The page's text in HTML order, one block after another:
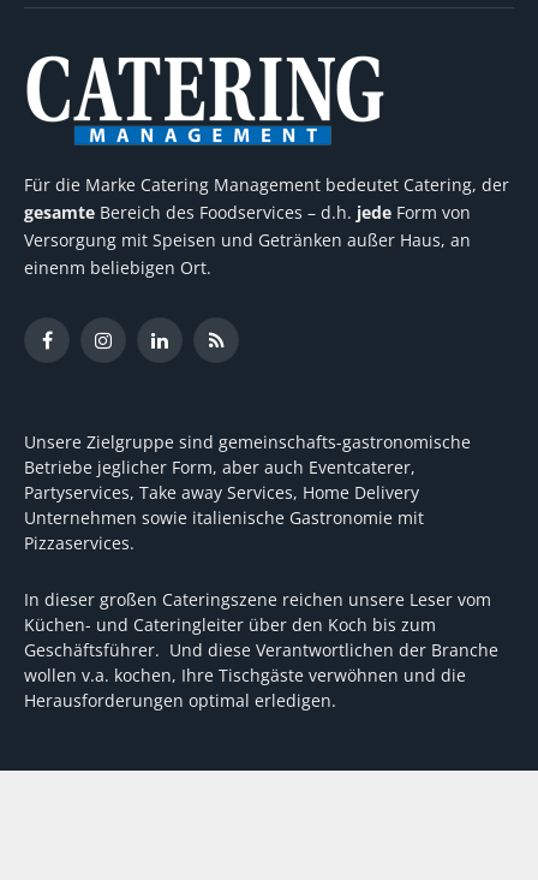
Für die Marke Catering Management bedeutet Catering, der
gesamte Bereich des Foodservices – d.h. jede Form von
Versorgung mit Speisen und Getränken außer Haus, an
einenm beliebigen Ort.
FacebookInstagramLinkedInRSS
Unsere Zielgruppe sind gemeinschafts-gastronomische
Betriebe jeglicher Form, aber auch Eventcaterer,
Partyservices, Take away Services, Home Delivery
Unternehmen sowie italienische Gastronomie mit
Pizzaservices.
In dieser großen Cateringszene reichen unsere Leser vom
Küchen- und Cateringleiter über den Koch bis zum
Geschäftsführer. Und diese Verantwortlichen der Branche
wollen v.a. kochen, Ihre Tischgäste verwöhnen und die
Herausforderungen optimal erledigen.